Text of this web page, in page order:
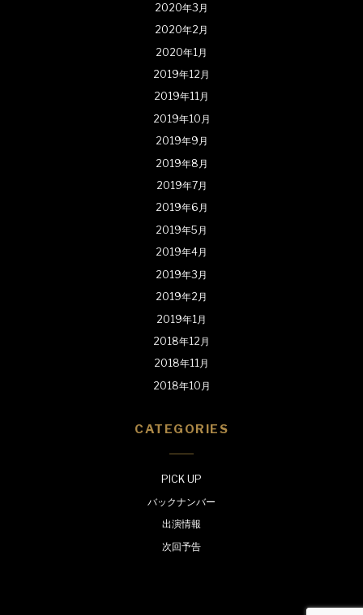
2020年3月
2020年2月
2020年1月
2019年12月
2019年11月
2019年10月
2019年9月
2019年8月
2019年7月
2019年6月
2019年5月
2019年4月
2019年3月
2019年2月
2019年1月
2018年12月
2018年11月
2018年10月
CATEGORIES
PICK UP
バックナンバー
出演情報
次回予告